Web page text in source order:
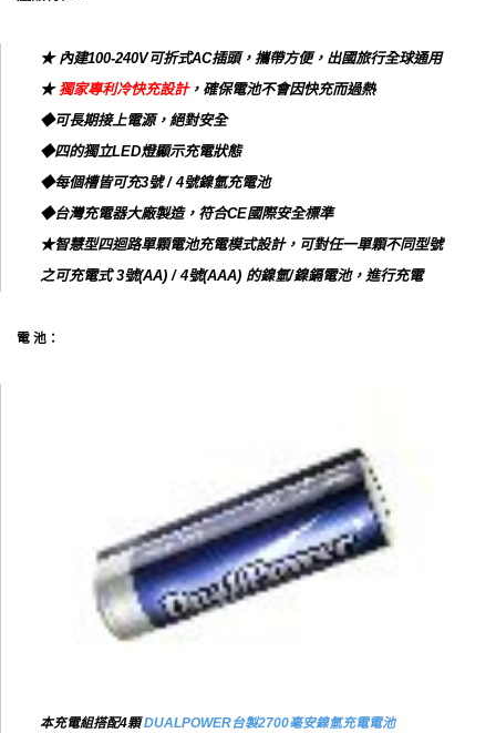
★ 內建100-240V可折式AC插頭，攜帶方便，出國旅行全球通用
★獨家專利冷快充設計，確保電池不會因快充而過熱
◆可長期接上電源，絕對安全
◆四的獨立LED燈顯示充電狀態
◆每個槽皆可充3號 / 4號鎳氫充電池
◆台灣充電器大廠製造，符合CE國際安全標準
★智慧型四迴路單顆電池充電模式設計，可對任一單顆不同型號
之可充電式 3號(AA) / 4號(AAA) 的鎳氫/鎳鎘電池，進行充電
電 池：
本充電組搭配4顆DUALPOWER台製2700毫安鎳氫充電電池